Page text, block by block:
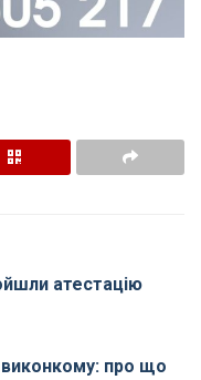
атестацію
виконкому: про що